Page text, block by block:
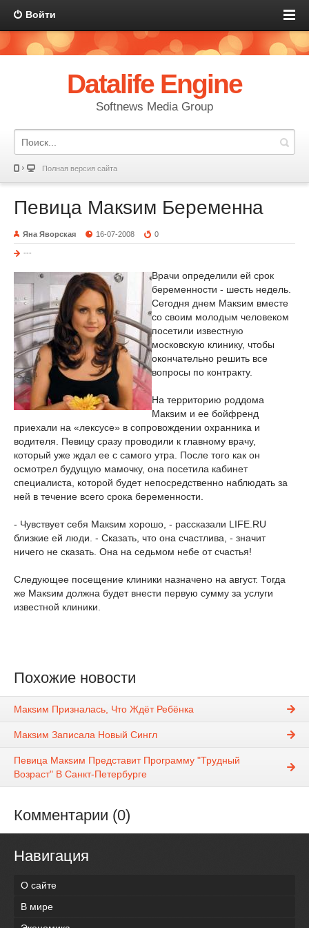
Войти
Datalife Engine
Softnews Media Group
Полная версия сайта
Певица Макsим Беременна
Яна Яворская 16-07-2008 0
---
Врачи определили ей срок
беременности - шесть недель.
Сегодня днем Макsим вместе
со своим молодым человеком
посетили известную
московскую клинику, чтобы
окончательно решить все
вопросы по контракту.
На территорию роддома
Макsим и ее бойфренд
приехали на «лексусе» в сопровождении охранника и
водителя. Певицу сразу проводили к главному врачу,
который уже ждал ее с самого утра. После того как он
осмотрел будущую мамочку, она посетила кабинет
специалиста, которой будет непосредственно наблюдать за
ней в течение всего срока беременности.
- Чувствует себя Макsим хорошо, - рассказали LIFE.RU
близкие ей люди. - Сказать, что она счастлива, - значит
ничего не сказать. Она на седьмом небе от счастья!
Следующее посещение клиники назначено на август. Тогда
же Макsим должна будет внести первую сумму за услуги
известной клиники.
Похожие новости
Макsим Призналась, Что Ждёт Ребёнка
Макsим Записала Новый Сингл
Певица Макsим Представит Программу "Трудный
Возраст" В Санкт-Петербурге
Комментарии (0)
Навигация
О сайте
В мире